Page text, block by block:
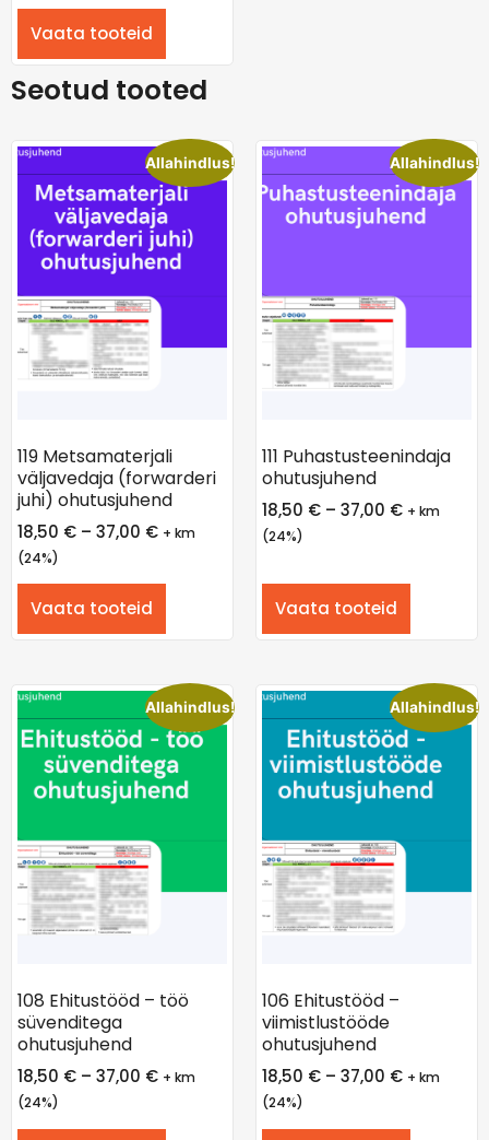
Vaata tooteid
Seotud tooted
Allahindlus!
119 Metsamaterjali
väljavedaja (forwarderi
juhi) ohutusjuhend
18,50 € – 37,00 € + km
(24%)
Vaata tooteid
Allahindlus!
111 Puhastusteenindaja
ohutusjuhend
18,50 € – 37,00 € + km
(24%)
Vaata tooteid
Allahindlus!
108 Ehitustööd – töö
süvenditega
ohutusjuhend
18,50 € – 37,00 € + km
(24%)
Allahindlus!
106 Ehitustööd –
viimistlustööde
ohutusjuhend
18,50 € – 37,00 € + km
(24%)